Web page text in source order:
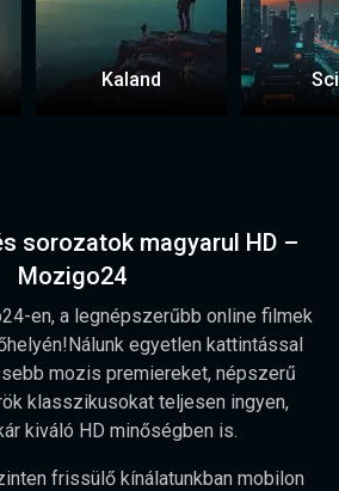
Kaland
sorozatok magyarul HD –
Mozigo24
en, a legnépszerűbb online filmek
egyetlen kattintással
mozis premiereket, népszerű
klasszikusokat teljesen ingyen,
kiváló HD minőségben is.
frissülő kínálatunkban mobilon